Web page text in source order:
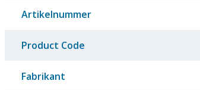
Artikelnummer
Product Code
Fabrikant